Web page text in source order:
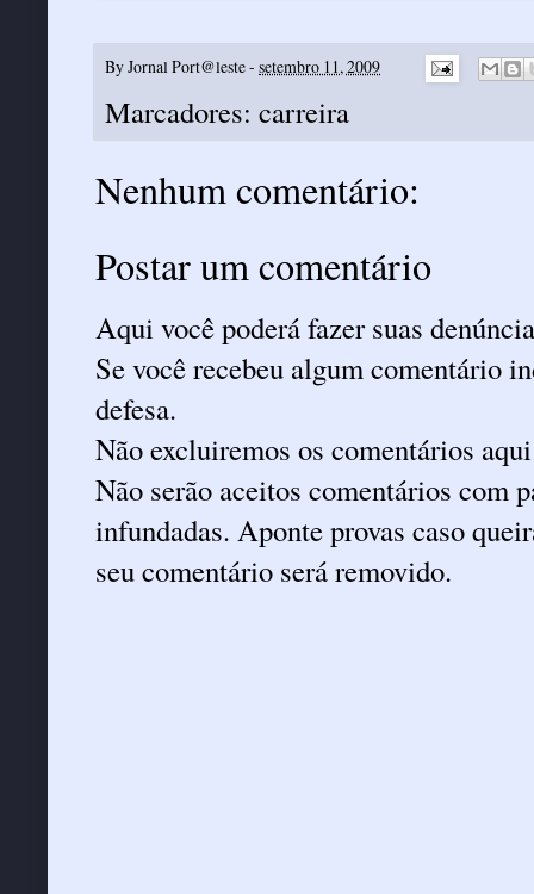
ByJornal Port@leste- setembro 11, 2009
Marcadores: carreira
Nenhum comentário:
Postar um comentário
Aqui você poderá fazer suas
Se você recebeu algum comentário
defesa.
Não excluiremos os comentários
Não serão aceitos comentários com
infundadas. Aponte provas caso
seu comentário será removido.